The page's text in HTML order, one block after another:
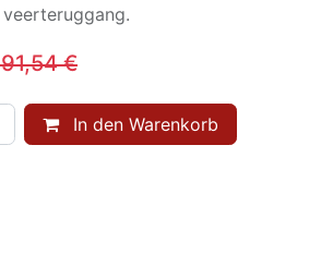
€
In den Warenkorb